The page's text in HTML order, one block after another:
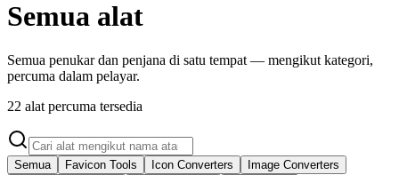
Semua alat
Semua penukar dan penjana di satu tempat — mengikut kategori,
percuma dalam pelayar.
22 alat percuma tersedia
Semua Favicon Tools Icon Converters
Image Converters